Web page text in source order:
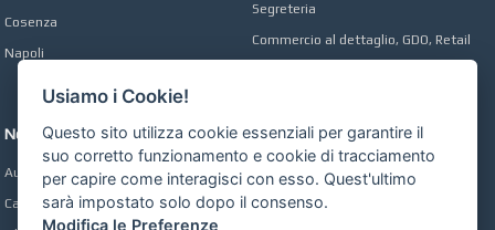
Cosenza
Napoli
Segreteria
Commercio al dettaglio, GDO, Retail
Network
Automobili Online
Case Online
Usiamo i Cookie!
Questo sito utilizza cookie essenziali per garantire il
suo corretto funzionamento e cookie di tracciamento
per capire come interagisci con esso. Quest'ultimo
sarà impostato solo dopo il consenso.
Modifica le Preferenze